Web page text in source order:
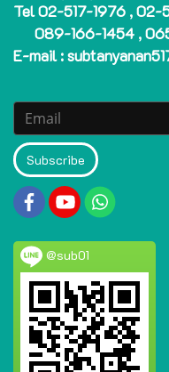
Tel 02-517-1976 , 02-
089-166-1454 ,
E-mail :
Subscribe
@sub01